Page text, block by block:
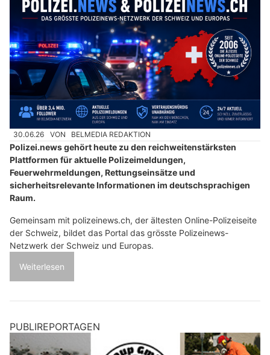
30.06.26 VON BELMEDIA REDAKTION
Polizei.news gehört heute zu den reichweitenstärksten
Plattformen für aktuelle Polizeimeldungen,
Feuerwehrmeldungen, Rettungseinsätze und
sicherheitsrelevante Informationen im deutschsprachigen
Raum.
Gemeinsam mit polizeinews.ch, der ältesten Online-Polizeiseite
der Schweiz, bildet das Portal das grösste Polizeinews-
Netzwerk der Schweiz und Europas.
Weiterlesen
PUBLIREPORTAGEN